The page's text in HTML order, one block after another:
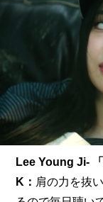
Lee Young Ji-
K： 肩の力を抜